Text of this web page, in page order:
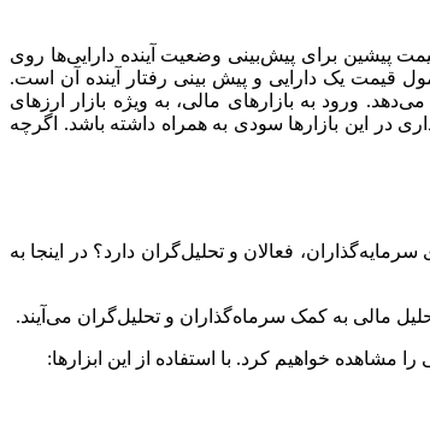
پیشین برای پیش‌بینی وضعیت آینده دارایی‌ها روی
قیمت یک دارایی و پیش بینی رفتار آینده آن است.
ورود به بازارهای مالی، به ویژه بازار ارزهای
در این بازارها سودی به همراه داشته باشد. اگرچه
سرمایه‌گذاران، فعالان و تحلیل‌گران دارد؟ در اینجا به
مالی به کمک سرماه‌گذاران و تحلیل‌گران می‌آیند.
مشاهده خواهیم کرد. با استفاده از این ابزارها: